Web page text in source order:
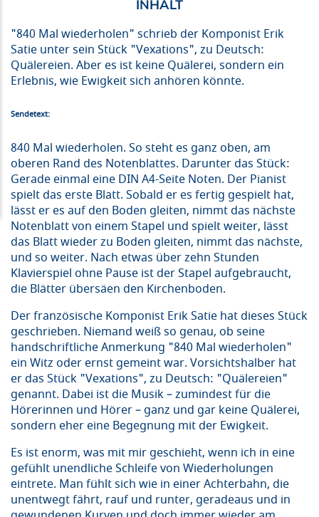
"840 Mal wiederholen" schrieb der Komponist Erik
Satie unter sein Stück "Vexations", zu Deutsch:
Quälereien. Aber es ist keine Quälerei, sondern ein
Erlebnis, wie Ewigkeit sich anhören könnte.
Sendetext:
840 Mal wiederholen. So steht es ganz oben, am
oberen Rand des Notenblattes. Darunter das Stück:
Gerade einmal eine DIN A4-Seite Noten. Der Pianist
spielt das erste Blatt. Sobald er es fertig gespielt hat,
lässt er es auf den Boden gleiten, nimmt das nächste
Notenblatt von einem Stapel und spielt weiter, lässt
das Blatt wieder zu Boden gleiten, nimmt das nächste,
und so weiter. Nach etwas über zehn Stunden
Klavierspiel ohne Pause ist der Stapel aufgebraucht,
die Blätter übersäen den Kirchenboden.
Der französische Komponist Erik Satie hat dieses Stück
geschrieben. Niemand weiß so genau, ob seine
handschriftliche Anmerkung "840 Mal wiederholen"
ein Witz oder ernst gemeint war. Vorsichtshalber hat
er das Stück "Vexations", zu Deutsch: "Quälereien"
genannt. Dabei ist die Musik – zumindest für die
Hörerinnen und Hörer – ganz und gar keine Quälerei,
sondern eher eine Begegnung mit der Ewigkeit.
Es ist enorm, was mit mir geschieht, wenn ich in eine
gefühlt unendliche Schleife von Wiederholungen
eintrete. Man fühlt sich wie in einer Achterbahn, die
unentwegt fährt, rauf und runter, geradeaus und in